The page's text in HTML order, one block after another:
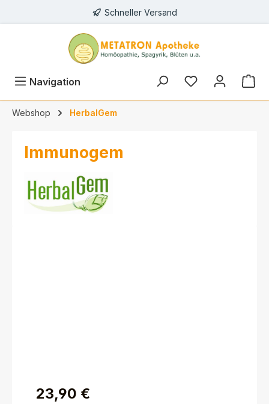
Schneller Versand
Navigation
Webshop HerbalGem
Immunogem
23,90 €